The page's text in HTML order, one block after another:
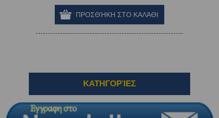
ΚΑΤΗΓΟΡΊΕΣ